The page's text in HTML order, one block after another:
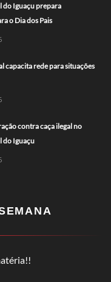
do Iguaçu prepara
o Dia dos Pais
capacita rede para situações
contra caça ilegal no
do Iguaçu